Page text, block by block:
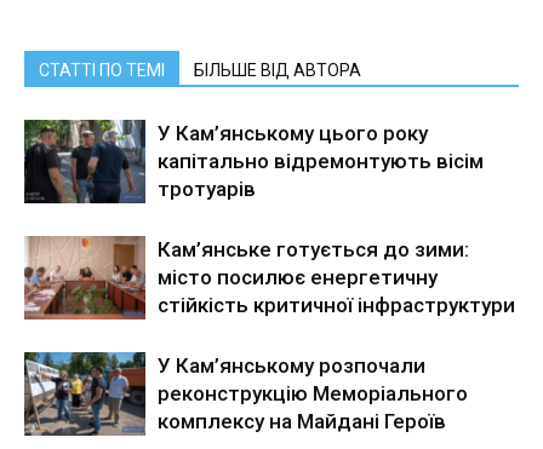
СТАТТІ ПО ТЕМІ БІЛЬШЕ ВІД АВТОРА
У Кам’янському цього року
капітально відремонтують вісім
тротуарів
Кам’янське готується до зими:
місто посилює енергетичну
стійкість критичної інфраструктури
У Кам’янському розпочали
реконструкцію Меморіального
комплексу на Майдані Героїв